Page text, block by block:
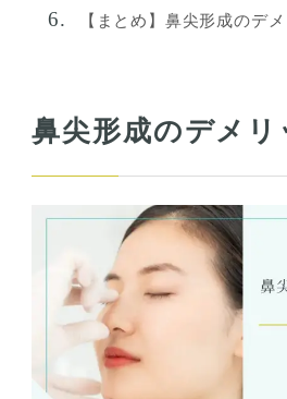
【まとめ】鼻尖形成のデ
鼻尖形成のデメリ